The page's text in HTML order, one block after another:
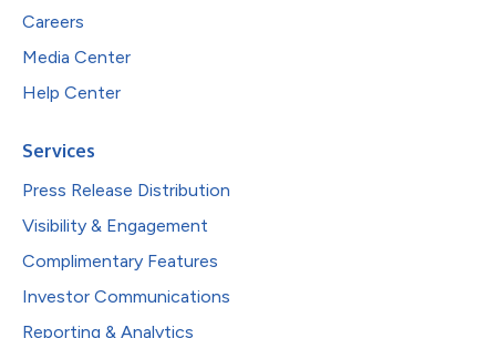
Careers
Media Center
Help Center
Services
Press Release Distribution
Visibility & Engagement
Complimentary Features
Investor Communications
Reporting & Analytics